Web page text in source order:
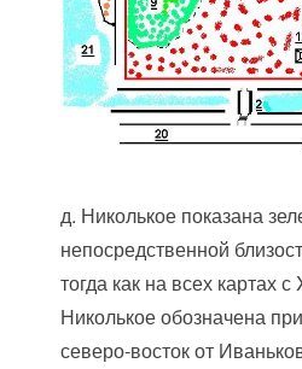
д. Николькое показана
непосредственной
тогда как на всех картах
Николькое обозначена
северо-восток от